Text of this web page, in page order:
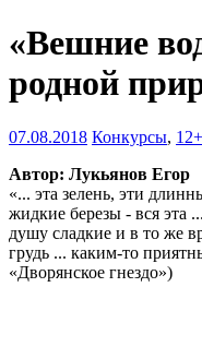
«Вешние
родной
07.08.2018 Конкурсы, 12+
Автор: Лукьянов Егор
«... эта зелень, эти
жидкие березы - вся эта
душу сладкие и в то же
грудь ... каким-то
«Дворянское гнездо»)